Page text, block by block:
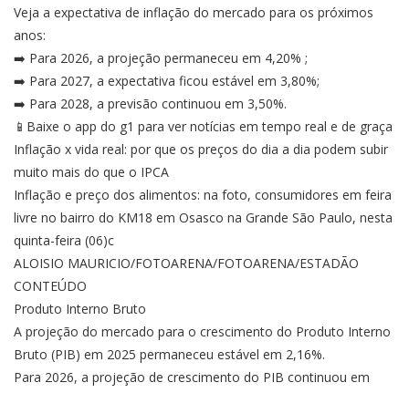
Veja a expectativa de inflação do mercado para os próximos
anos:
➡️ Para 2026, a projeção permaneceu em 4,20% ;
➡️ Para 2027, a expectativa ficou estável em 3,80%;
➡️ Para 2028, a previsão continuou em 3,50%.
📱Baixe o app do g1 para ver notícias em tempo real e de graça
Inflação x vida real: por que os preços do dia a dia podem subir
muito mais do que o IPCA
Inflação e preço dos alimentos: na foto, consumidores em feira
livre no bairro do KM18 em Osasco na Grande São Paulo, nesta
quinta-feira (06)c
ALOISIO MAURICIO/FOTOARENA/FOTOARENA/ESTADÃO
CONTEÚDO
Produto Interno Bruto
A projeção do mercado para o crescimento do Produto Interno
Bruto (PIB) em 2025 permaneceu estável em 2,16%.
Para 2026, a projeção de crescimento do PIB continuou em